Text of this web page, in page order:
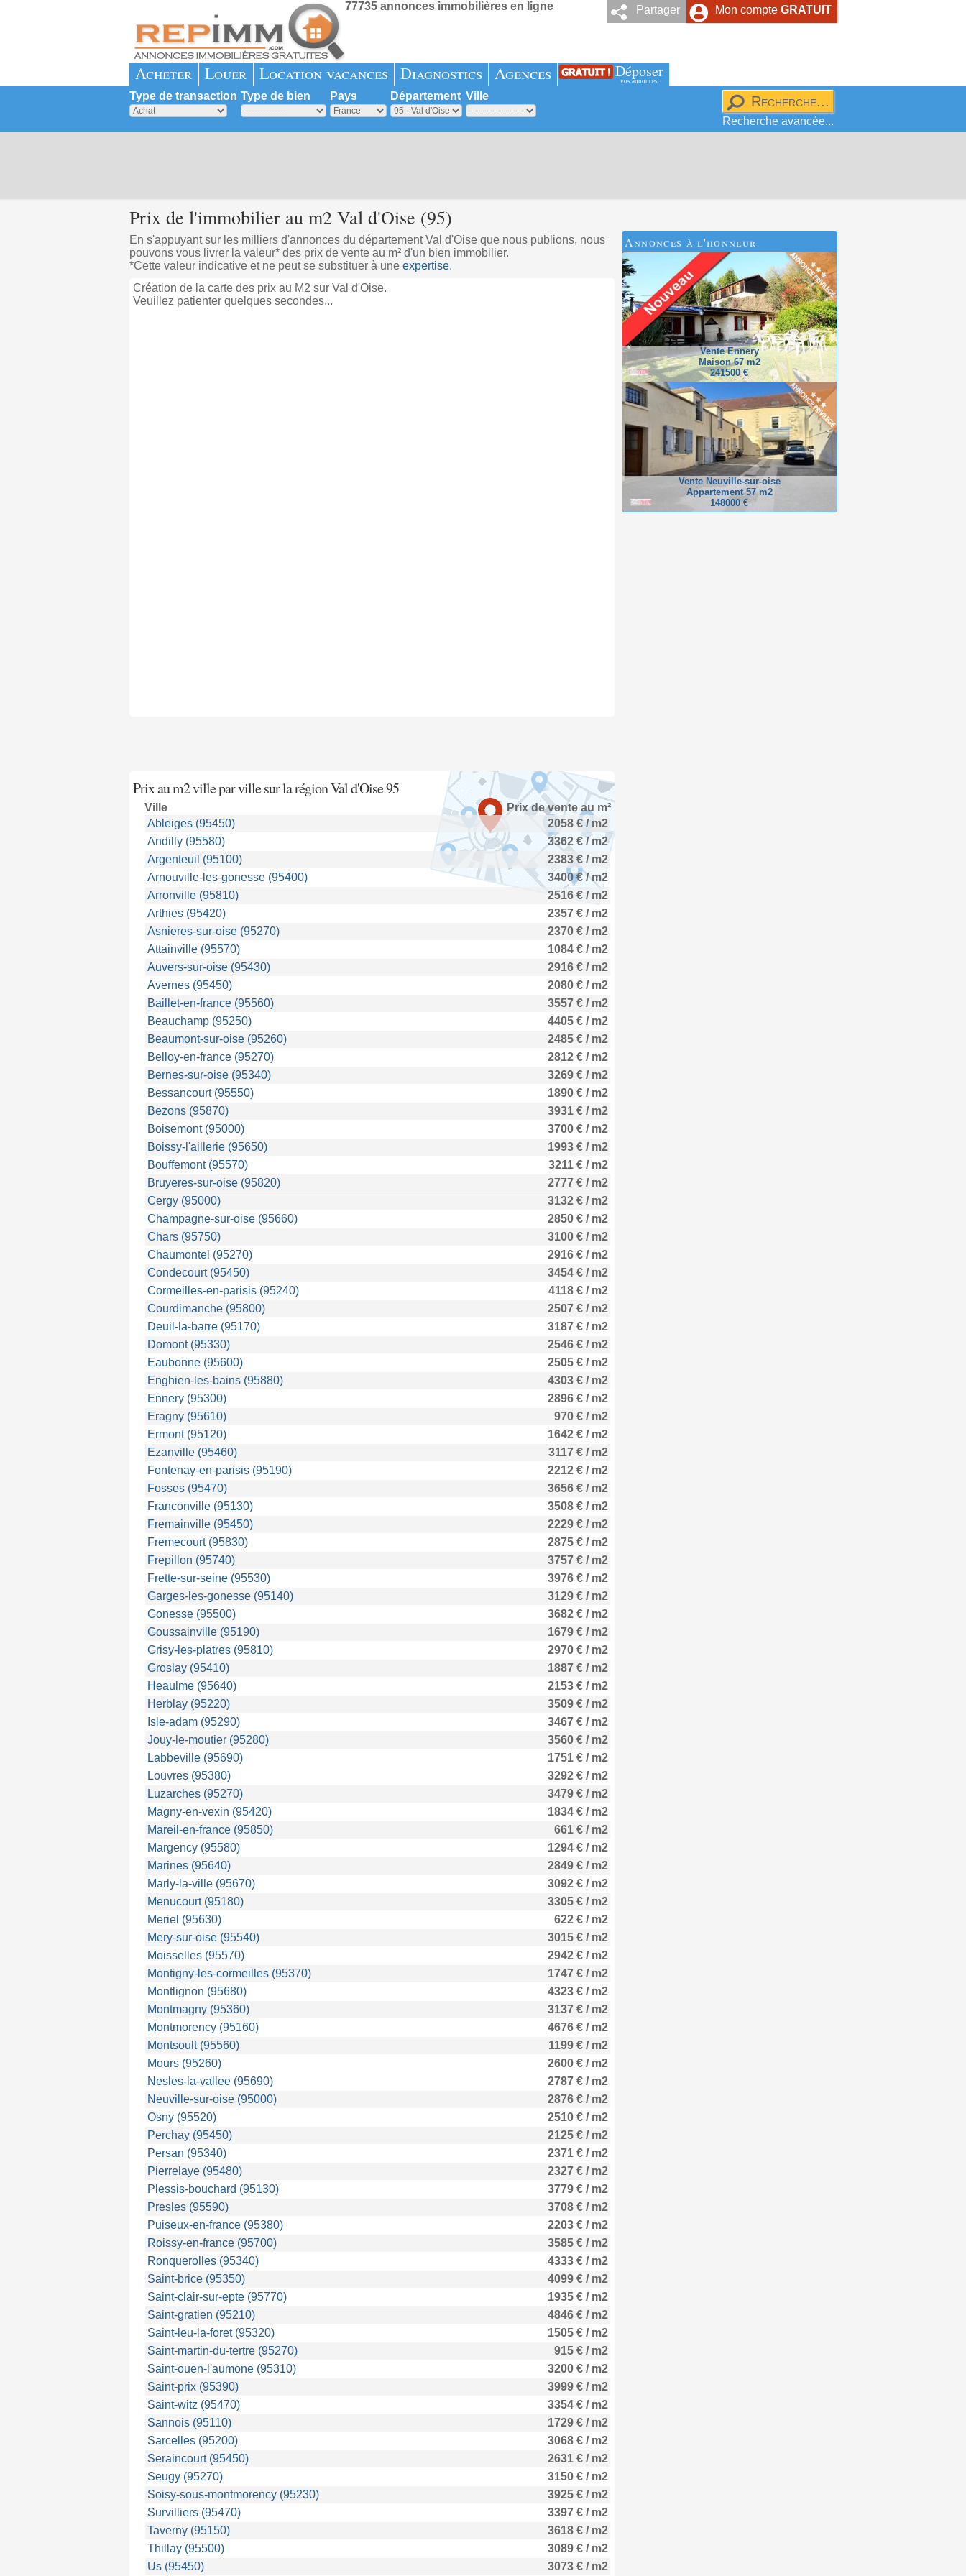
Mon compte GRATUIT
Partager
77735 annonces immobilières en ligne
Acheter Louer Location vacances Diagnostics Agences Déposer
vos annonces
Type de transaction Type de bien Pays Département Ville
Recherche avancée...
Prix de l'immobilier au m2 Val d'Oise (95)
En s'appuyant sur les milliers d'annonces du département Val d'Oise que nous publions, nous
pouvons vous livrer la valeur* des prix de vente au m² d'un bien immobilier.
*Cette valeur indicative et ne peut se substituer à une expertise.
Création de la carte des prix au M2 sur Val d'Oise.
Veuillez patienter quelques secondes...
Prix au m2 ville par ville sur la région Val d'Oise 95
Ville
Prix de vente au m²
Ableiges (95450)
2058 € / m2
Andilly (95580)
3362 € / m2
Argenteuil (95100)
2383 € / m2
Arnouville-les-gonesse (95400)
3400 € / m2
Arronville (95810)
2516 € / m2
Arthies (95420)
2357 € / m2
Asnieres-sur-oise (95270)
2370 € / m2
Attainville (95570)
1084 € / m2
Auvers-sur-oise (95430)
2916 € / m2
Avernes (95450)
2080 € / m2
Baillet-en-france (95560)
3557 € / m2
Beauchamp (95250)
4405 € / m2
Beaumont-sur-oise (95260)
2485 € / m2
Belloy-en-france (95270)
2812 € / m2
Bernes-sur-oise (95340)
3269 € / m2
Bessancourt (95550)
1890 € / m2
Bezons (95870)
3931 € / m2
Boisemont (95000)
3700 € / m2
Boissy-l'aillerie (95650)
1993 € / m2
Bouffemont (95570)
3211 € / m2
Bruyeres-sur-oise (95820)
2777 € / m2
Cergy (95000)
3132 € / m2
Champagne-sur-oise (95660)
2850 € / m2
Chars (95750)
3100 € / m2
Chaumontel (95270)
2916 € / m2
Condecourt (95450)
3454 € / m2
Cormeilles-en-parisis (95240)
4118 € / m2
Courdimanche (95800)
2507 € / m2
Deuil-la-barre (95170)
3187 € / m2
Domont (95330)
2546 € / m2
Eaubonne (95600)
2505 € / m2
Enghien-les-bains (95880)
4303 € / m2
Ennery (95300)
2896 € / m2
Eragny (95610)
970 € / m2
Ermont (95120)
1642 € / m2
Ezanville (95460)
3117 € / m2
Fontenay-en-parisis (95190)
2212 € / m2
Fosses (95470)
3656 € / m2
Franconville (95130)
3508 € / m2
Fremainville (95450)
2229 € / m2
Fremecourt (95830)
2875 € / m2
Frepillon (95740)
3757 € / m2
Frette-sur-seine (95530)
3976 € / m2
Garges-les-gonesse (95140)
3129 € / m2
Gonesse (95500)
3682 € / m2
Goussainville (95190)
1679 € / m2
Grisy-les-platres (95810)
2970 € / m2
Groslay (95410)
1887 € / m2
Heaulme (95640)
2153 € / m2
Herblay (95220)
3509 € / m2
Isle-adam (95290)
3467 € / m2
Jouy-le-moutier (95280)
3560 € / m2
Labbeville (95690)
1751 € / m2
Louvres (95380)
3292 € / m2
Luzarches (95270)
3479 € / m2
Magny-en-vexin (95420)
1834 € / m2
Mareil-en-france (95850)
661 € / m2
Margency (95580)
1294 € / m2
Marines (95640)
2849 € / m2
Marly-la-ville (95670)
3092 € / m2
Menucourt (95180)
3305 € / m2
Meriel (95630)
622 € / m2
Mery-sur-oise (95540)
3015 € / m2
Moisselles (95570)
2942 € / m2
Montigny-les-cormeilles (95370)
1747 € / m2
Montlignon (95680)
4323 € / m2
Montmagny (95360)
3137 € / m2
Montmorency (95160)
4676 € / m2
Montsoult (95560)
1199 € / m2
Mours (95260)
2600 € / m2
Nesles-la-vallee (95690)
2787 € / m2
Neuville-sur-oise (95000)
2876 € / m2
Osny (95520)
2510 € / m2
Perchay (95450)
2125 € / m2
Persan (95340)
2371 € / m2
Pierrelaye (95480)
2327 € / m2
Plessis-bouchard (95130)
3779 € / m2
Presles (95590)
3708 € / m2
Puiseux-en-france (95380)
2203 € / m2
Roissy-en-france (95700)
3585 € / m2
Ronquerolles (95340)
4333 € / m2
Saint-brice (95350)
4099 € / m2
Saint-clair-sur-epte (95770)
1935 € / m2
Saint-gratien (95210)
4846 € / m2
Saint-leu-la-foret (95320)
1505 € / m2
Saint-martin-du-tertre (95270)
915 € / m2
Saint-ouen-l'aumone (95310)
3200 € / m2
Saint-prix (95390)
3999 € / m2
Saint-witz (95470)
3354 € / m2
Sannois (95110)
1729 € / m2
Sarcelles (95200)
3068 € / m2
Seraincourt (95450)
2631 € / m2
Seugy (95270)
3150 € / m2
Soisy-sous-montmorency (95230)
3925 € / m2
Survilliers (95470)
3397 € / m2
Taverny (95150)
3618 € / m2
Thillay (95500)
3089 € / m2
Us (95450)
3073 € / m2
Annonces à l'honneur
Vente Ennery
Maison 67 m2
241500 €
Vente Neuville-sur-oise
Appartement 57 m2
148000 €